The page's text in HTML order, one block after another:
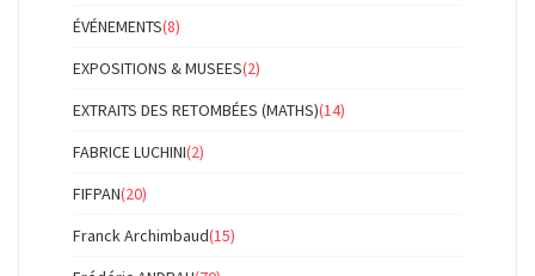
ÉVÉNEMENTS(8)
EXPOSITIONS & MUSEES(2)
EXTRAITS DES RETOMBÉES (MATHS)(14)
FABRICE LUCHINI(2)
FIFPAN(20)
Franck Archimbaud(15)